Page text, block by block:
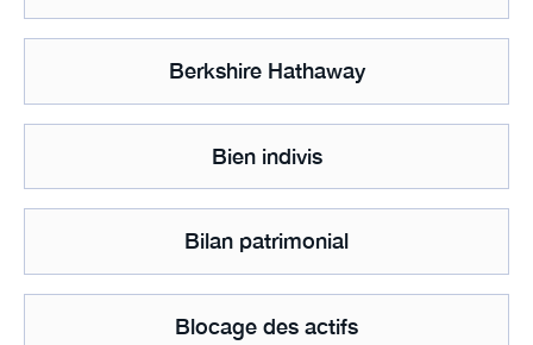
Berkshire Hathaway
Bien indivis
Bilan patrimonial
Blocage des actifs